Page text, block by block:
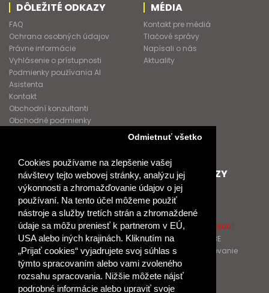
Cookies používame na zlepšenie vašej
návštevy tejto webovej stránky, analýzu jej
výkonnosti a zhromažďovanie údajov o jej
používaní. Na tento účel môžeme použiť
nástroje a služby tretích strán a zhromaždené
údaje sa môžu preniesť k partnerom v EÚ,
USA alebo iných krajinách. Kliknutím na
„Prijať cookies“ vyjadrujete svoj súhlas s
týmto spracovaním alebo vami zvoleného
rozsahu spracovania. Nižšie môžete nájsť
podrobné informácie alebo upraviť svoje
Odmietnuť všetko
DÔLEŽITÉ ODKAZY
FAQ
Ochrana osobných údajov
Právne informácie
Vyhlásenie o prístupnosti
Podmienky používania AI
Asistenta
Kontakt
Obchodní konzultanti
Obchodné podmienky
MÉDIA
Kontakt pre médiá
Tlačové správy
Napísali o nás
Aktuality
SPOLUPRACUJEME
Podporujeme
Naše projekty
Spolupracujeme
Pošlite nám správu
ĎALŠIE ODKAZY
O Raabe
O Klett
Naši autori
Certifikát kvality ISO 9001
Klientska zóna RAABE
Katalógy na prelistovanie
NÁKUP